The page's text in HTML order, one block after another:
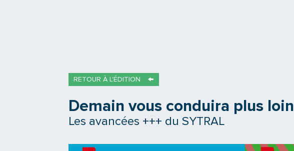
RETOUR À L'ÉDITION
Demain vous conduira plus loin
Les avancées +++ du SYTRAL